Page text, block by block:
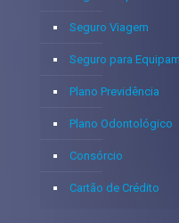
Seguro Viagem
Seguro para
Plano Previdência
Plano Odontológico
Consórcio
Cartão de Crédito